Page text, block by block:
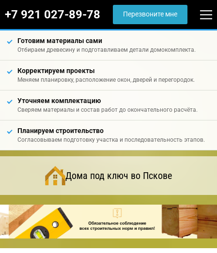
+7 921 027-89-78 Перезвоните мне
Готовим материалы сами
Отбираем древесину и подготавливаем детали домокомплекта.
Корректируем проекты
Меняем планировку, расположение окон, дверей и перегородок.
Уточняем комплектацию
Сверяем материалы и состав работ до окончательного расчёта.
Планируем строительство
Согласовываем подготовку участка и последовательность этапов.
Дома под ключ во Пскове